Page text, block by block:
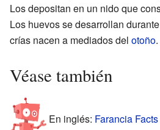
Los depositan en un nido que
Los huevos se desarrollan
crías nacen a mediados del otoño.
Véase también
En inglés: Farancia